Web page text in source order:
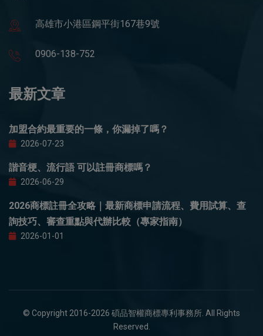
高雄市小港區鋼平街167巷9號
0906-138-752
最新文章
加盟合約最重要的一條，你漏掉了嗎？
2026-07-23
諧音梗、流行語 可以註冊商標嗎？
2026-06-29
2026商標註冊全攻略｜最新商標申請流程、費用試算、查
詢技巧、審查重點與代辦比較（專家指南）
2026-01-01
© Copyright 2016-2026 碩品智權商標專利事務所. All Rights
Reserved.